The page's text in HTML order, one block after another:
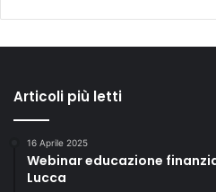
Articoli più letti
16 Aprile 2025
Webinar educazione
Lucca